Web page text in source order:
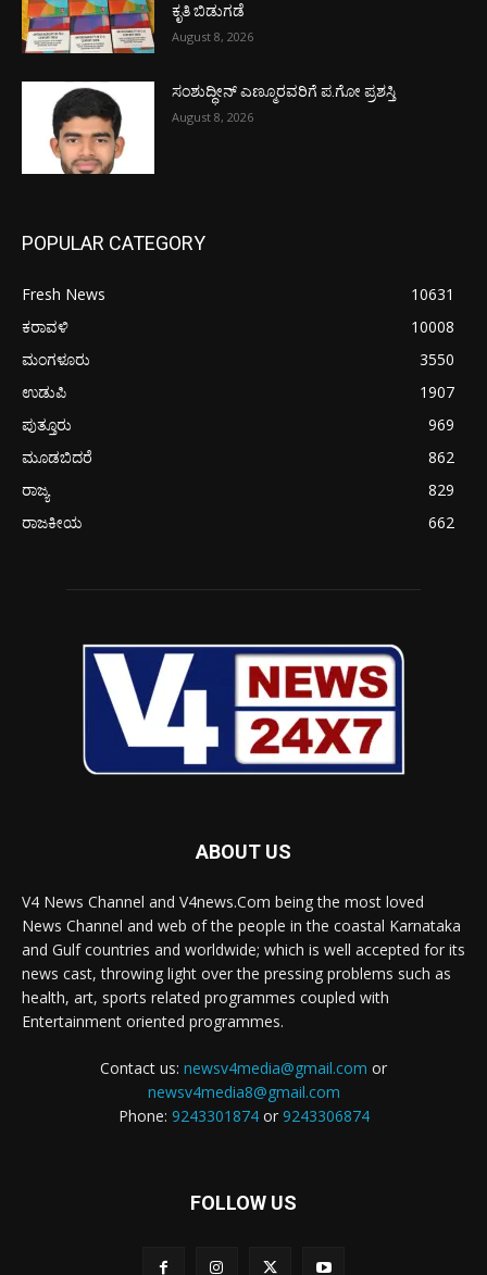
ಕೃತಿ ಬಿಡುಗಡೆ
August 8, 2026
ಸಂಶುದ್ಧೀನ್ ಎಣ್ಮೂರವರಿಗೆ ಪ.ಗೋ ಪ್ರಶಸ್ತಿ
August 8, 2026
POPULAR CATEGORY
Fresh News
10631
ಕರಾವಳಿ
10008
ಮಂಗಳೂರು
3550
ಉಡುಪಿ
1907
ಪುತ್ತೂರು
969
ಮೂಡಬಿದರೆ
862
ರಾಜ್ಯ
829
ರಾಜಕೀಯ
662
ABOUT US
V4 News Channel and V4news.Com being the most loved
News Channel and web of the people in the coastal Karnataka
and Gulf countries and worldwide; which is well accepted for its
news cast, throwing light over the pressing problems such as
health, art, sports related programmes coupled with
Entertainment oriented programmes.
Contact us: newsv4media@gmail.com or
newsv4media8@gmail.com
Phone: 9243301874or 9243306874
FOLLOW US